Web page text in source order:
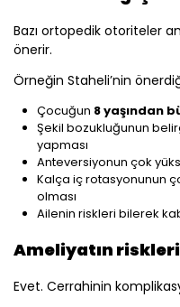
Bazı ortopedik otoriteler
önerir.
Örneğin Staheli’nin
Çocuğun 8 yaşından
Şekil bozukluğunun
yapması
Anteversiyonun çok
Kalça iç rotasyonunun
olması
Ailenin riskleri bilerek
Ameliyatın riskleri
Evet. Cerrahinin